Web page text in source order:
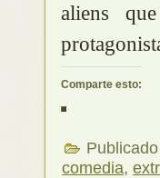
aliens
Comparte esto:
comedia,